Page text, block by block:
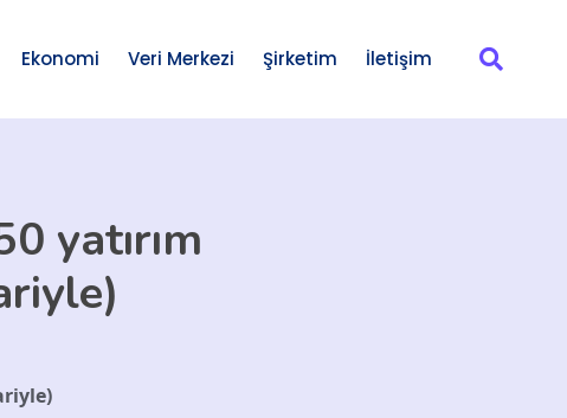
Ekonomi Veri Merkezi Şirketim İletişim
yatırım